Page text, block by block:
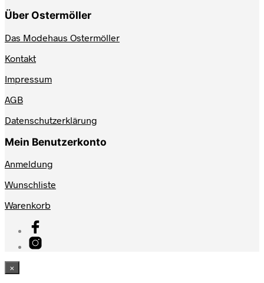
Über Ostermöller
Das Modehaus Ostermöller
Kontakt
Impressum
AGB
Datenschutzerklärung
Mein Benutzerkonto
Anmeldung
Wunschliste
Warenkorb
×